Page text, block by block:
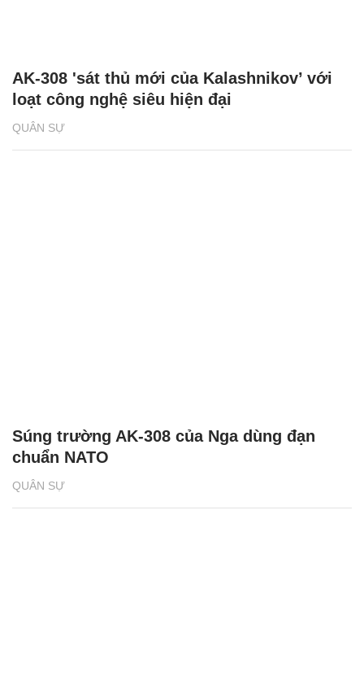
QUÂN SỰ
AK-308 'sát thủ mới của Kalashnikov’ với
loạt công nghệ siêu hiện đại
QUÂN SỰ
Súng trường AK-308 của Nga dùng đạn
chuẩn NATO